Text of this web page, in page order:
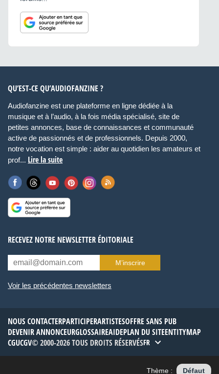
QU’EST-CE QU’AUDIOFANZINE ?
Audiofanzine est une plateforme en ligne dédiée à la
musique et à l’audio, à la fois média spécialisé, site de
petites annonces, base de connaissances et communauté
active de passionnés et de professionnels. Depuis 2000,
notre vocation est simple : aider au quotidien les amateurs et
prof... Lire la suite
RECEVEZ NOTRE NEWSLETTER ÉDITORIALE
M’inscrire
Voir les précédentes newsletters
NOUS CONTACTERPARTICIPERARTISTESOFFRE SANS PUB
DEVENIR ANNONCEURGLOSSAIREAIDEPLAN DU SITEENTITYMAP
CGUCGV© 2000-2026 TOUS DROITS RÉSERVÉSFR
Thème : Défaut